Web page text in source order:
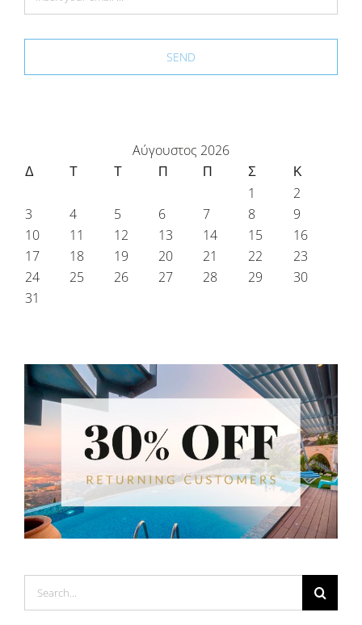
SEND
Αύγουστος 2026
Δ Τ Τ Π Π Σ Κ
1
2
3
4 5 6 7 8
9
10
11 12 13 14 15
16
17
18 19 20 21 22
23
24
25 26 27 28 29
30
31